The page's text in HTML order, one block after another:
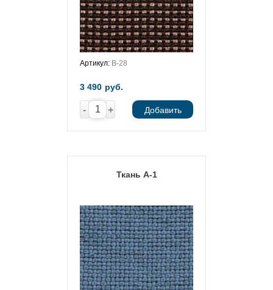
Артикул: В-28
3 490 руб.
- + Добавить
Ткань А-1